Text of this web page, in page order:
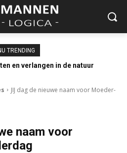
TRENDING
en verlangen in de natuur
JIJ dag de nieuwe naam voor Moeder-
naam voor